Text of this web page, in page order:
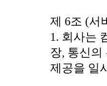
제 6조 (서
1. 회사는
장, 통신의
제공을 일